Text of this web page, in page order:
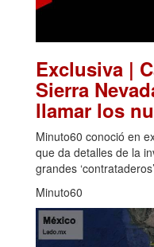
Exclusiva |
Sierra
llamar los
Minuto60 conoció en
que da detalles de la
grandes
Minuto60